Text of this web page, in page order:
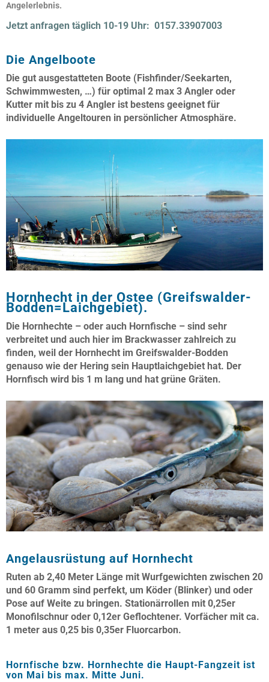
Angelerlebnis.
Jetzt anfragen täglich 10-19 Uhr: 0157.33907003
Die Angelboote
Die gut ausgestatteten Boote (Fishfinder/Seekarten,
Schwimmwesten, …) für optimal 2 max 3 Angler oder
Kutter mit bis zu 4 Angler ist bestens geeignet für
individuelle Angeltouren in persönlicher Atmosphäre.
Hornhecht in der Ostee (Greifswalder-
Bodden=Laichgebiet).
Die Hornhechte – oder auch Hornfische – sind sehr
verbreitet und auch hier im Brackwasser zahlreich zu
finden, weil der Hornhecht im Greifswalder-Bodden
genauso wie der Hering sein Hauptlaichgebiet hat. Der
Hornfisch wird bis 1 m lang und hat grüne Gräten.
Angelausrüstung auf Hornhecht
Ruten ab 2,40 Meter Länge mit Wurfgewichten zwischen 20
und 60 Gramm sind perfekt, um Köder (Blinker) und oder
Pose auf Weite zu bringen. Stationärrollen mit 0,25er
Monofilschnur oder 0,12er Geflochtener. Vorfächer mit ca.
1 meter aus 0,25 bis 0,35er Fluorcarbon.
Hornfische bzw. Hornhechte die Haupt-Fangzeit ist
von Mai bis max. Mitte Juni.